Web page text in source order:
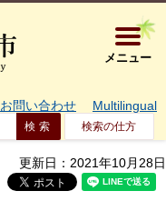
大阪府箕
メニュー
お問い合わせ Multilingual
検索の仕方
更新日：2021年10月28日